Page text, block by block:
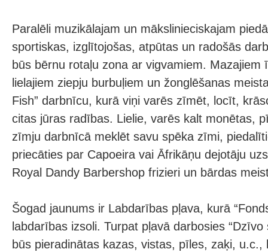
Paralēli muzikālajam un mākslinieciskajam
sportiskas, izglītojošas, atpūtas un radošās
būs bērnu rotaļu zona ar vigvamiem. Mazajiem
lielajiem ziepju burbuļiem un žonglēšanas
Fish” darbnīcu, kurā viņi varēs zīmēt, locīt,
citas jūras radības. Lielie, varēs kalt monētas,
zīmju darbnīcā meklēt savu spēka zīmi,
priecāties par Capoeira vai Āfrikāņu dejotāju
Royal Dandy Barbershop frizieri un bārdas
Šogad jaunums ir Labdarības pļava, kurā
labdarības izsoli. Turpat pļavā darbosies
būs pieradinātas kazas, vistas, pīles, zaķi, u.c.,